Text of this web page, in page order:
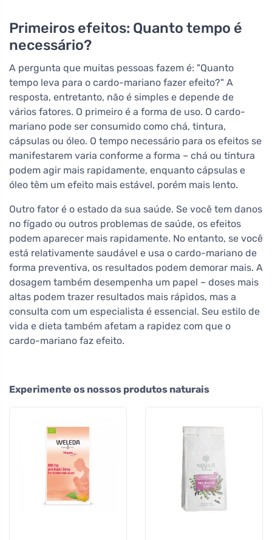
Primeiros efeitos: Quanto tempo é
necessário?
A pergunta que muitas pessoas fazem é: "Quanto
tempo leva para o cardo-mariano fazer efeito?" A
resposta, entretanto, não é simples e depende de
vários fatores. O primeiro é a forma de uso. O cardo-
mariano pode ser consumido como chá, tintura,
cápsulas ou óleo. O tempo necessário para os efeitos se
manifestarem varia conforme a forma – chá ou tintura
podem agir mais rapidamente, enquanto cápsulas e
óleo têm um efeito mais estável, porém mais lento.
Outro fator é o estado da sua saúde. Se você tem danos
no fígado ou outros problemas de saúde, os efeitos
podem aparecer mais rapidamente. No entanto, se você
está relativamente saudável e usa o cardo-mariano de
forma preventiva, os resultados podem demorar mais. A
dosagem também desempenha um papel – doses mais
altas podem trazer resultados mais rápidos, mas a
consulta com um especialista é essencial. Seu estilo de
vida e dieta também afetam a rapidez com que o
cardo-mariano faz efeito.
Experimente os nossos produtos naturais